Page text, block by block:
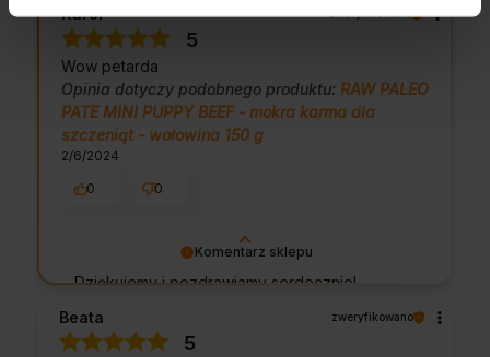
Komentarz sklepu
Dziękujemy i pozdrawiamy serdecznie!
Karol
5
Wow petarda
Opinia dotyczy podobnego produktu: RAW PALEO
PATE MINI PUPPY BEEF - mokra karma dla
szczeniąt - wołowina 150 g
2/6/2024
0
0
Beata zweryfikowano
5